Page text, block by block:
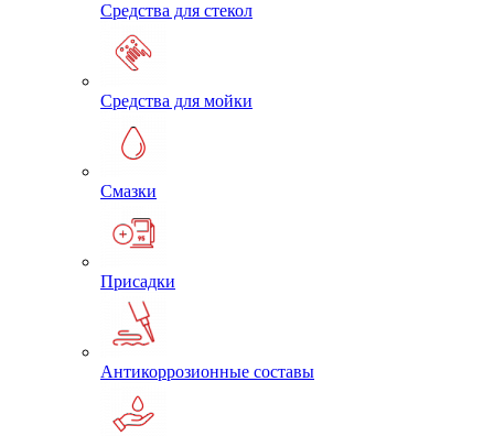
Средства для стекол
Средства для мойки
Смазки
Присадки
Антикоррозионные составы